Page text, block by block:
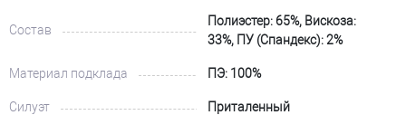
Состав
Полиэстер: 65%, Вискоза:
33%, ПУ (Спандекс): 2%
Материал подклада ПЭ: 100%
Силуэт Приталенный